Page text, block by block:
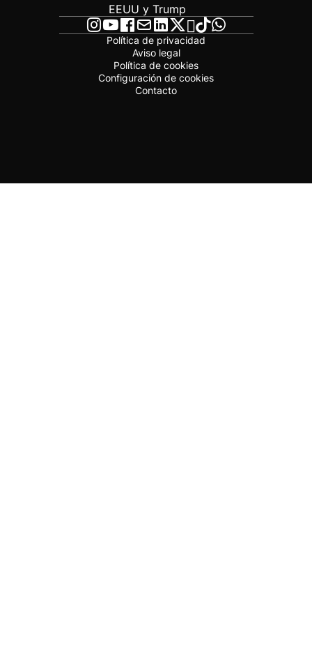
EEUU y Trump
Política de privacidad
Aviso legal
Política de cookies
Configuración de cookies
Contacto